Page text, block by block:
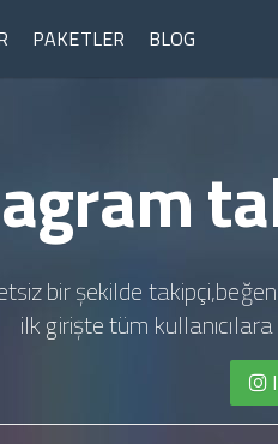
PAKETLER BLOG
bir şekilde
ilk girişte tüm